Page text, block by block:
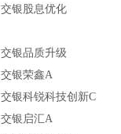
交银股息优化
交银品质升级
交银荣鑫A
交银科锐科技创新C
交银启汇A